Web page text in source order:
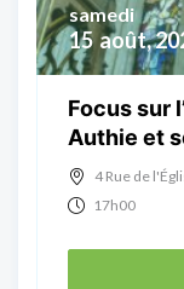
15 août,
samedi
Focus sur
Authie et
4 Rue de
17h00